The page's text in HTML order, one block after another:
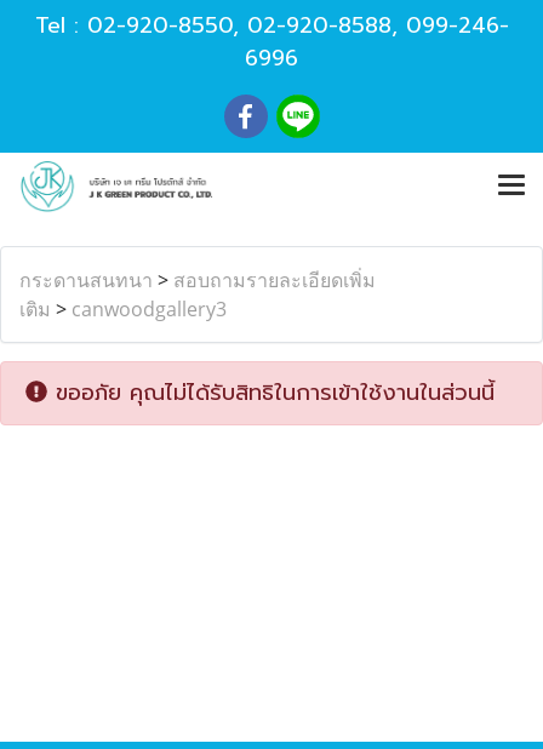
Tel : 02-920-8550, 02-920-8588, 099-246-
6996
กระดานสนทนา > สอบถามรายละเอียดเพิ่ม
เติม > canwoodgallery3
ขออภัย คุณไม่ได้รับสิทธิในการเข้าใช้งานในส่วนนี้